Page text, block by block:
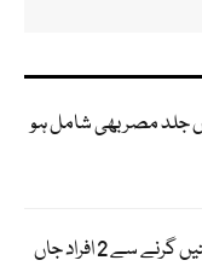
جلد مصر بھی شامل ہو
بارشوں کی تباہی؛ قصور میں چھتیں گرنے سے 2 افراد جاں